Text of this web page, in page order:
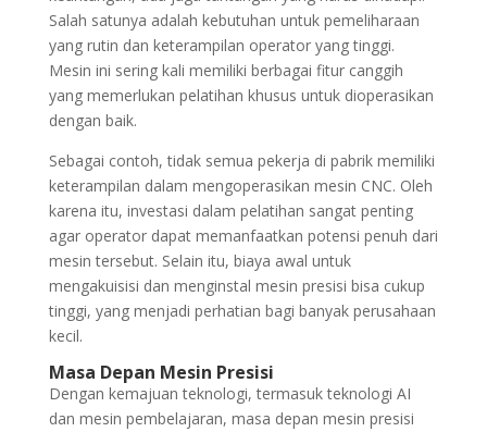
Salah satunya adalah kebutuhan untuk pemeliharaan
yang rutin dan keterampilan operator yang tinggi.
Mesin ini sering kali memiliki berbagai fitur canggih
yang memerlukan pelatihan khusus untuk dioperasikan
dengan baik.
Sebagai contoh, tidak semua pekerja di pabrik memiliki
keterampilan dalam mengoperasikan mesin CNC. Oleh
karena itu, investasi dalam pelatihan sangat penting
agar operator dapat memanfaatkan potensi penuh dari
mesin tersebut. Selain itu, biaya awal untuk
mengakuisisi dan menginstal mesin presisi bisa cukup
tinggi, yang menjadi perhatian bagi banyak perusahaan
kecil.
Masa Depan Mesin Presisi
Dengan kemajuan teknologi, termasuk teknologi AI
dan mesin pembelajaran, masa depan mesin presisi